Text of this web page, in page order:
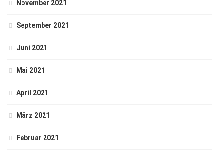
November 2021
September 2021
Juni 2021
Mai 2021
April 2021
März 2021
Februar 2021